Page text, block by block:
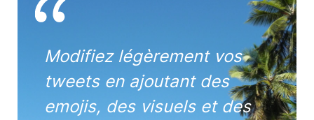
Modifiez légèrement vos
tweets en ajoutant des
emojis, des visuels et des